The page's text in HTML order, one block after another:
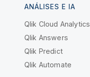
ANÁLISES E IA
Qlik Cloud Analytics
Qlik Answers
Qlik Predict
Qlik Automate